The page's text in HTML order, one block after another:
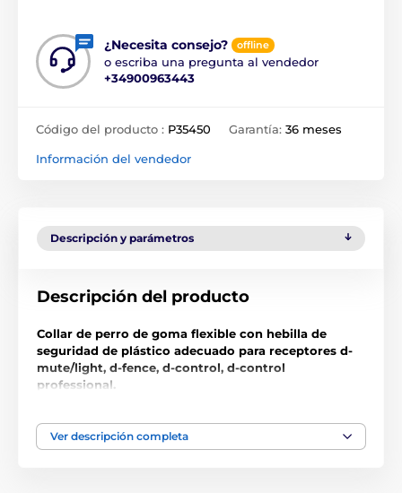
¿Necesita consejo? offline
o escriba una pregunta al vendedor
+34900963443
Código del producto : P35450 Garantía: 36 meses
Información del vendedor
Descripción y parámetros
Descripción del producto
Collar de perro de goma flexible con hebilla de
seguridad de plástico adecuado para receptores d-
mute/light, d-fence, d-control, d-control
professional.
necesidades. Cierre con hebilla de seguridad de
plástico.
Ver descripción completa